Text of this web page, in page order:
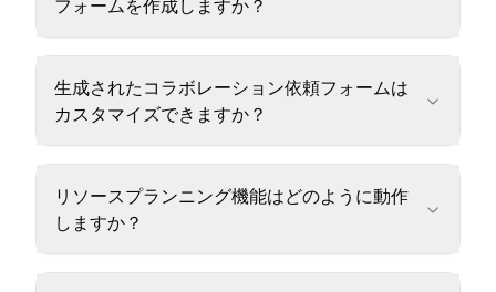
フォームを作成しますか？
生成されたコラボレーション依頼フォームは
カスタマイズできますか？
リソースプランニング機能はどのように動作
しますか？